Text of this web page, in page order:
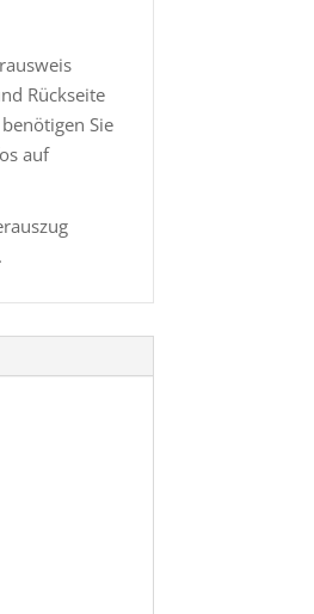
Rückseite
Sie
auf